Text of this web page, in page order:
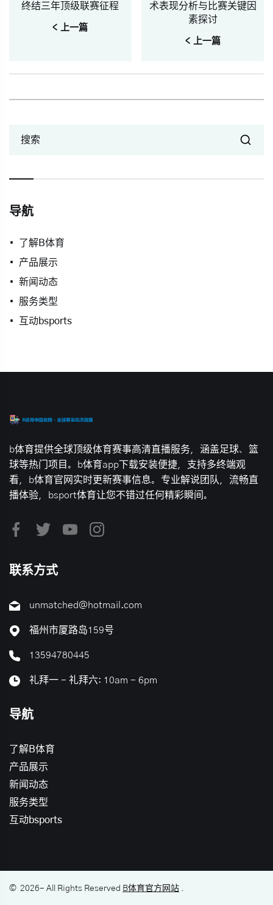
终结三年顶级联赛征程
< 上一篇
术表现分析与比赛关键因
素探讨
< 上一篇
搜索
导航
了解B体育
产品展示
新闻动态
服务类型
互动bsports
b体育提供全球顶级体育赛事高清直播服务，涵盖足球、篮
球等热门项目。b体育app下载安装便捷，支持多终端观
看，b体育官网实时更新赛事信息。专业解说团队，流畅直
播体验，bsport体育让您不错过任何精彩瞬间。
联系方式
unmatched@hotmail.com
福州市厦路岛159号
13594780445
礼拜一 - 礼拜六: 10am - 6pm
导航
了解B体育
产品展示
新闻动态
服务类型
互动bsports
© 2026- All Rights Reserved B体育官方网站 .